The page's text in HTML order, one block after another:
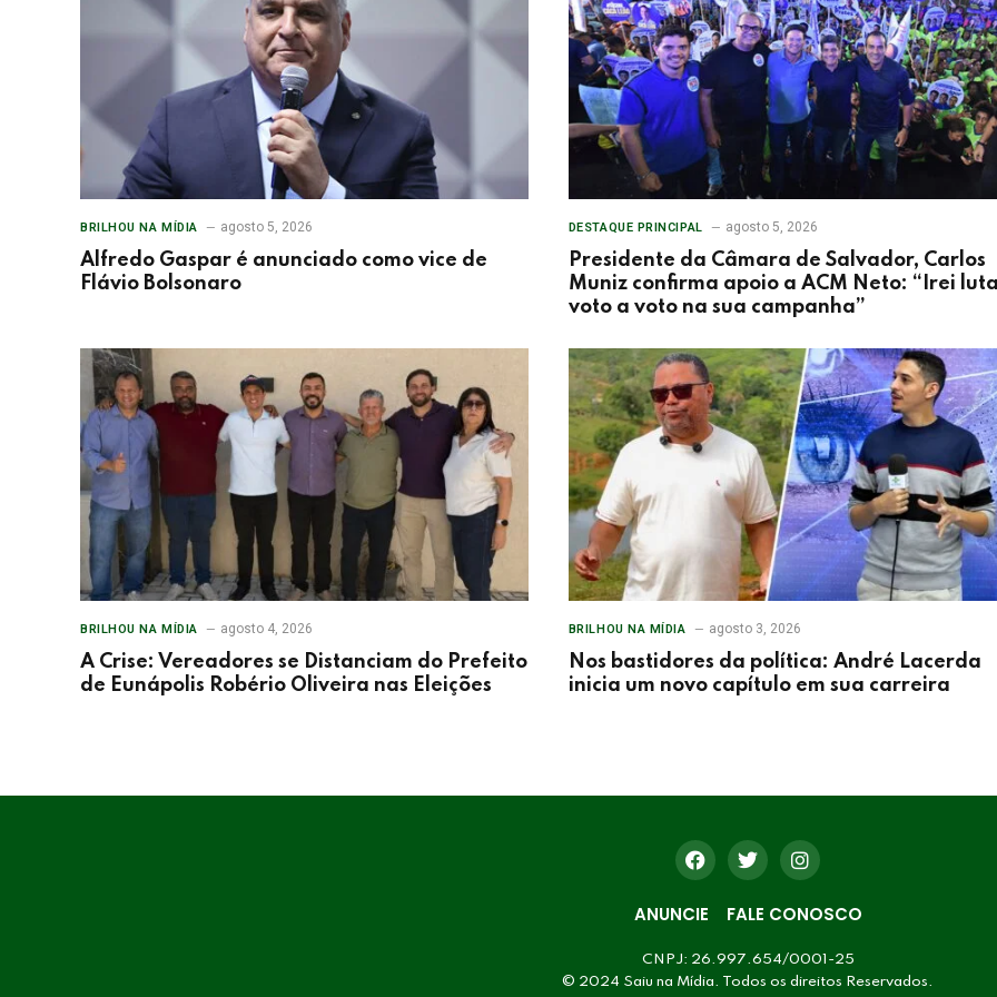
BRILHOU NA MÍDIA agosto 5, 2026
Alfredo Gaspar é anunciado como vice de
Flávio Bolsonaro
DESTAQUE PRINCIPAL agosto 5, 2026
Presidente da Câmara de Salvador, Carlos
Muniz confirma apoio a ACM Neto: “Irei
voto a voto na sua campanha”
BRILHOU NA MÍDIA agosto 4, 2026
A Crise: Vereadores se Distanciam do Prefeito
de Eunápolis Robério Oliveira nas Eleições
BRILHOU NA MÍDIA agosto 3, 2026
Nos bastidores da política: André Lacerda
inicia um novo capítulo em sua carreira
ANUNCIE FALE CONOSCO
CNPJ: 26.997.654/0001-25
© 2024 Saiu na Mídia. Todos os direitos Reservados.